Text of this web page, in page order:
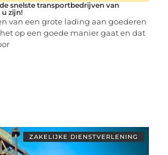
snelste transportbedrijven van
zijn!
van een grote lading aan goederen
op een goede manier gaat en dat
ZAKELIJKE DIENSTVERLENING